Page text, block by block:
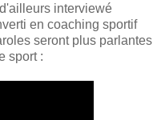
interviewé
en coaching sportif
seront plus parlantes
sport :